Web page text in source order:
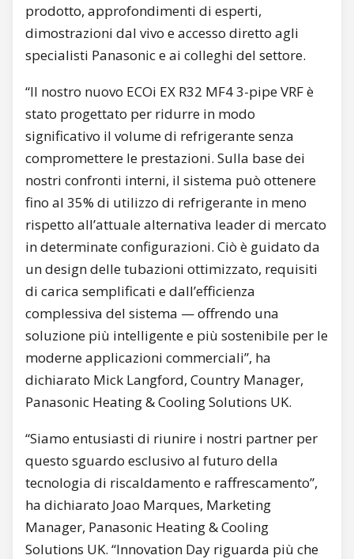
prodotto, approfondimenti di esperti,
dimostrazioni dal vivo e accesso diretto agli
specialisti Panasonic e ai colleghi del settore.
“Il nostro nuovo ECOi EX R32 MF4 3-pipe VRF è
stato progettato per ridurre in modo
significativo il volume di refrigerante senza
compromettere le prestazioni. Sulla base dei
nostri confronti interni, il sistema può ottenere
fino al 35% di utilizzo di refrigerante in meno
rispetto all’attuale alternativa leader di mercato
in determinate configurazioni. Ciò è guidato da
un design delle tubazioni ottimizzato, requisiti
di carica semplificati e dall’efficienza
complessiva del sistema — offrendo una
soluzione più intelligente e più sostenibile per le
moderne applicazioni commerciali”, ha
dichiarato Mick Langford, Country Manager,
Panasonic Heating & Cooling Solutions UK.
“Siamo entusiasti di riunire i nostri partner per
questo sguardo esclusivo al futuro della
tecnologia di riscaldamento e raffrescamento”,
ha dichiarato Joao Marques, Marketing
Manager, Panasonic Heating & Cooling
Solutions UK. “Innovation Day riguarda più che